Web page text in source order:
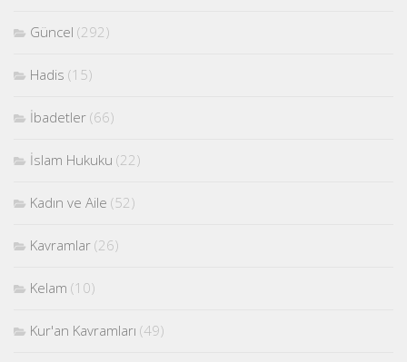
Güncel (292)
Hadis (15)
İbadetler (66)
İslam Hukuku (22)
Kadın ve Aile (52)
Kavramlar (26)
Kelam (10)
Kur'an Kavramları (49)